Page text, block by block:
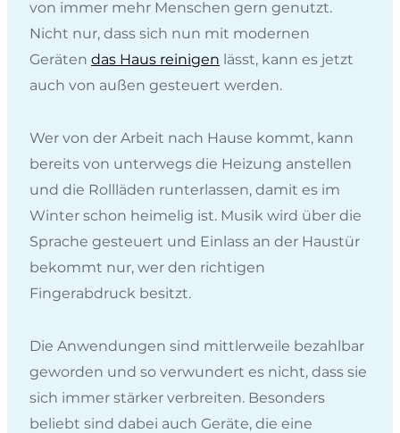
von immer mehr Menschen gern genutzt.
Nicht nur, dass sich nun mit modernen
Geräten das Haus reinigen lässt, kann es jetzt
auch von außen gesteuert werden.
Wer von der Arbeit nach Hause kommt, kann
bereits von unterwegs die Heizung anstellen
und die Rollläden runterlassen, damit es im
Winter schon heimelig ist. Musik wird über die
Sprache gesteuert und Einlass an der Haustür
bekommt nur, wer den richtigen
Fingerabdruck besitzt.
Die Anwendungen sind mittlerweile bezahlbar
geworden und so verwundert es nicht, dass sie
sich immer stärker verbreiten. Besonders
beliebt sind dabei auch Geräte, die eine